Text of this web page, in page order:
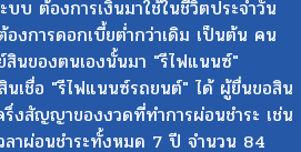
บ ต้องการเงินมาใช้ในชีวิตประจำวัน
งการดอกเบี้ยต่ำกว่าเดิม เป็นต้น คน
สินของตนเองนั้นมา "รีไฟแนนซ์"
เชื่อ "รีไฟแนนซ์รถยนต์" ได้ ผู้ยื่นขอสิน
งสัญญาของงวดที่ทำการผ่อนชำระ เช่น
ลาผ่อนชำระทั้งหมด 7 ปี จำนวน 84